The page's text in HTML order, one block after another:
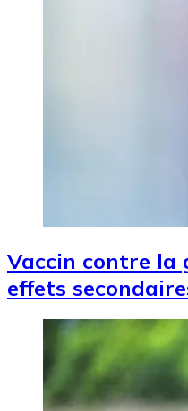
Vaccin contre la
effets
Image